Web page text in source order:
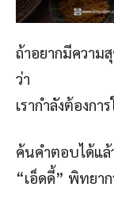
ถ้าอยากมีความ
ว่า
เรากำลังต้องก
ค้นคำตอบได้แล้
“เอ็ดดี้” พิทยา